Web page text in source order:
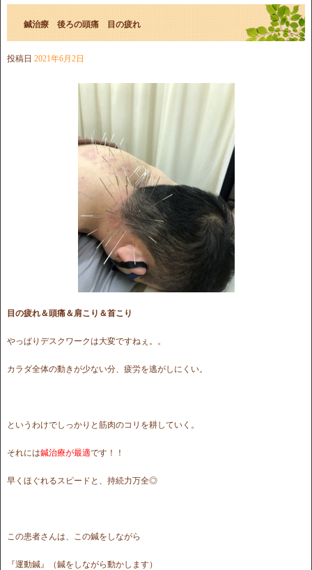
鍼治療 後ろの頭痛 目の疲れ
投稿日 2021年6月2日
目の疲れ＆頭痛＆肩こり＆首こり
やっぱりデスクワークは大変ですねぇ。。
カラダ全体の動きが少ない分、疲労を逃がしにくい。
というわけでしっかりと筋肉のコリを耕していく。
それには鍼治療が最適です！！
早くほぐれるスピードと、持続力万全◎
この患者さんは、この鍼をしながら
『運動鍼』（鍼をしながら動かします）